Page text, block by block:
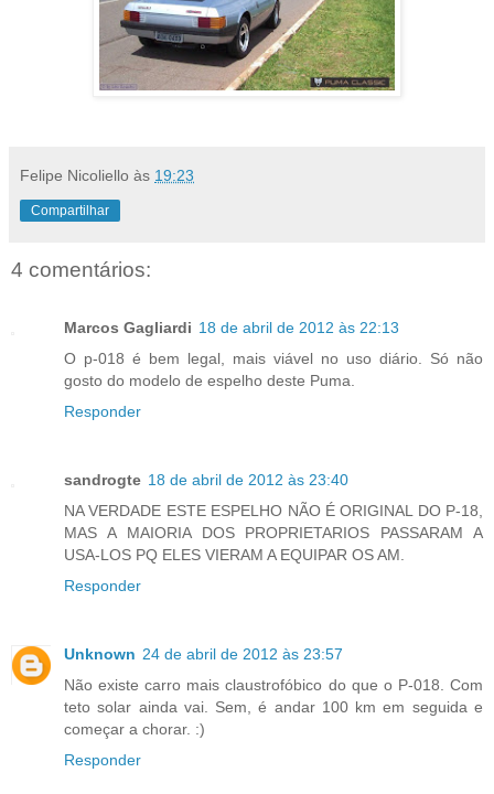
Felipe Nicoliello às 19:23
Compartilhar
4 comentários:
Marcos Gagliardi 18 de abril de 2012 às 22:13
O p-018 é bem legal, mais viável no uso diário. Só não
gosto do modelo de espelho deste Puma.
Responder
sandrogte 18 de abril de 2012 às 23:40
NA VERDADE ESTE ESPELHO NÃO É ORIGINAL DO P-18,
MAS A MAIORIA DOS PROPRIETARIOS PASSARAM A
USA-LOS PQ ELES VIERAM A EQUIPAR OS AM.
Responder
Unknown 24 de abril de 2012 às 23:57
Não existe carro mais claustrofóbico do que o P-018. Com
teto solar ainda vai. Sem, é andar 100 km em seguida e
começar a chorar. :)
Responder